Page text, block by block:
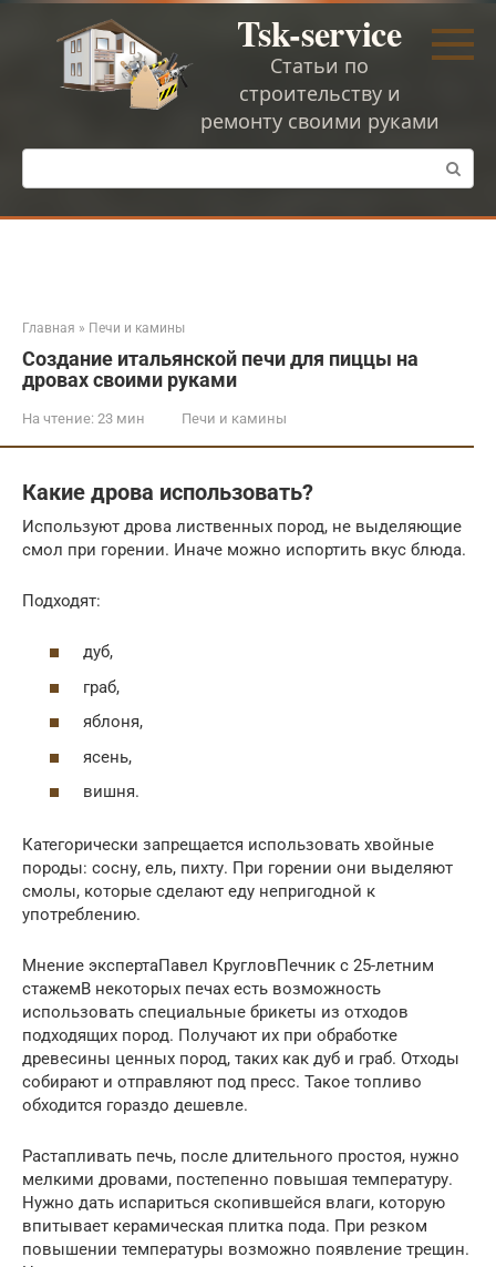
Перейти
Tsk-service
Статьи по
строительству и
ремонту своими руками
Поиск:
Главная » Печи и камины
Создание итальянской печи для пиццы на
дровах своими руками
На чтение: 23 мин Печи и камины
Какие дрова использовать?
Используют дрова лиственных пород, не выделяющие
смол при горении. Иначе можно испортить вкус блюда.
Подходят:
дуб,
граб,
яблоня,
ясень,
вишня.
Категорически запрещается использовать хвойные
породы: сосну, ель, пихту. При горении они выделяют
смолы, которые сделают еду непригодной к
употреблению.
Мнение экспертаПавел КругловПечник с 25-летним
стажемВ некоторых печах есть возможность
использовать специальные брикеты из отходов
подходящих пород. Получают их при обработке
древесины ценных пород, таких как дуб и граб. Отходы
собирают и отправляют под пресс. Такое топливо
обходится гораздо дешевле.
Растапливать печь, после длительного простоя, нужно
мелкими дровами, постепенно повышая температуру.
Нужно дать испариться скопившейся влаги, которую
впитывает керамическая плитка пода. При резком
повышении температуры возможно появление трещин.